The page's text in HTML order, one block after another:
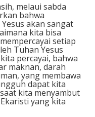
melaui sabda
bahwa
akan sangat
kita bisa
setiap
Tuhan Yesus
percayai, bahwa
maknan, darah
yang membawa
dapat kita
kita menyambut
yang kita